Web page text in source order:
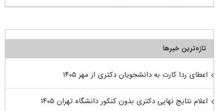
تازه‌ترین خبرها
اعطای ردا کارت به دانشجویان دکتری از مهر ۱۴۰۵
اعلام نتایج نهایی دکتری بدون کنکور دانشگاه تهران ۱۴۰۵